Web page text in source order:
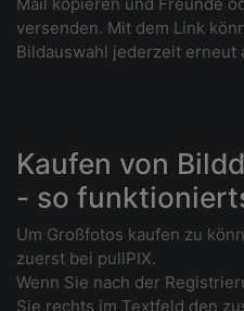
versenden. Mit dem Link
Bildauswahl jederzeit erneut
Kaufen von
- so
Um Großfotos kaufen zu
zuerst bei pullPIX.
Wenn Sie nach der
Sie rechts im Textfeld den